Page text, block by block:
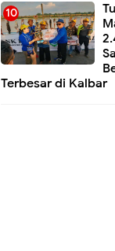
Terbesar di Kalbar